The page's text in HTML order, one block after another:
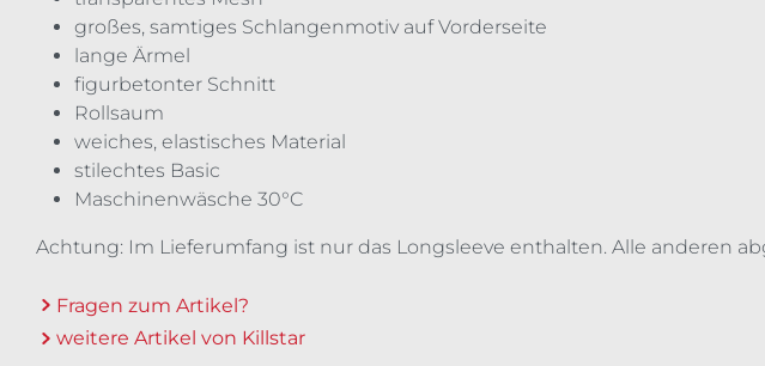
großes, samtiges Schlangenmotiv auf Vorderseite
lange Ärmel
figurbetonter Schnitt
Rollsaum
weiches, elastisches Material
stilechtes Basic
Maschinenwäsche 30°C
Achtung: Im Lieferumfang ist nur das Longsleeve enthalten. Alle anderen
Fragen zum Artikel?
weitere Artikel von Killstar